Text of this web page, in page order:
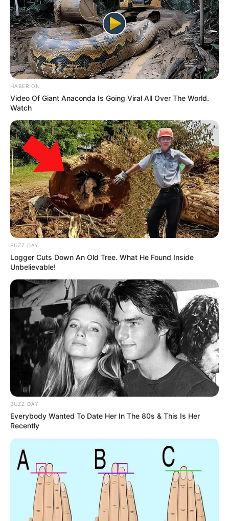
Smartphone Startseite
Suchen:
Auf einigen Seiten dieses Projektes sind Affiliate-
Angebote integriert. Wenn etwas darüber gebucht oder
gekauft wird, ist das eine Unterstützung, ohne dass sich
dadurch der Preis ändert.
HABERION
Video Of Giant Anaconda Is Going Viral All Over The World.
Watch
BUZZ DAY
Logger Cuts Down An Old Tree. What He Found Inside
Unbelievable!
BUZZ DAY
Everybody Wanted To Date Her In The 80s & This Is Her
Recently